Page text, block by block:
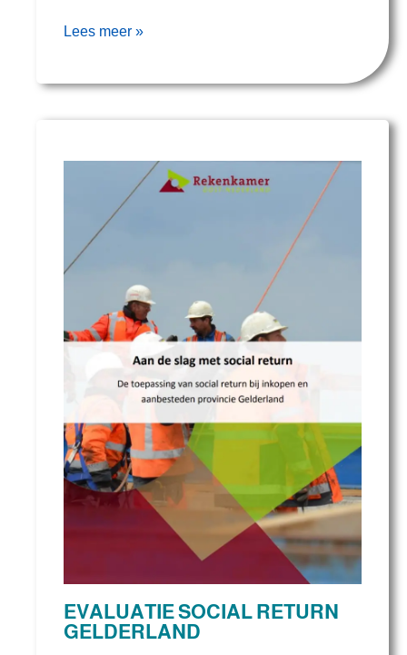
Lees meer »
EVALUATIE SOCIAL RETURN
GELDERLAND